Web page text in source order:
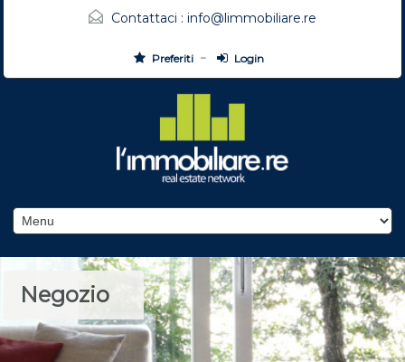
Contattaci : info@limmobiliare.re
Preferiti Login
Negozio